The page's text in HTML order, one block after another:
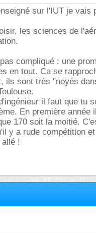
sur l'IUT je
les sciences de
compliqué : une
en tout. Ca se
ils sont très "noyés
il faut que tu
En première année
170 soit la moitié.
y a rude compétition
!